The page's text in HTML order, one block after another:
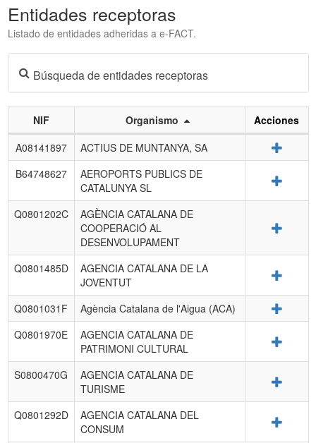
Entidades receptoras
Listado de entidades adheridas a e-FACT.
Búsqueda de entidades receptoras
Listado
de
entidades
NIF Organismo
Acciones
A08141897
ACTIUS DE MUNTANYA, SA
B64748627
AEROPORTS PUBLICS DE
CATALUNYA SL
Q0801202C
AGÈNCIA CATALANA DE
COOPERACIÓ AL
DESENVOLUPAMENT
Q0801485D
AGENCIA CATALANA DE LA
JOVENTUT
Q0801031F Agència Catalana de l'Aigua (ACA)
Q0801970E
AGENCIA CATALANA DE
PATRIMONI CULTURAL
S0800470G
AGENCIA CATALANA DE
TURISME
Q0801292D
AGENCIA CATALANA DEL
CONSUM